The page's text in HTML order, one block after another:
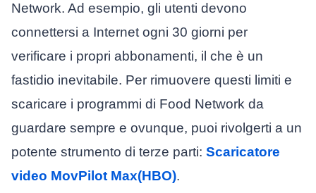
Network. Ad esempio, gli utenti devono
connettersi a Internet ogni 30 giorni per
verificare i propri abbonamenti, il che è un
fastidio inevitabile. Per rimuovere questi limiti e
scaricare i programmi di Food Network da
guardare sempre e ovunque, puoi rivolgerti a un
potente strumento di terze parti: Scaricatore
video MovPilot Max(HBO).